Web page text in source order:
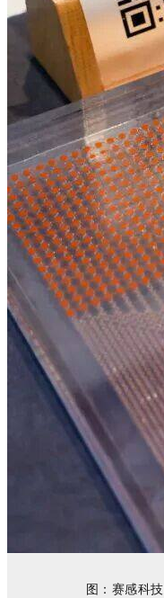
图： 赛感科技